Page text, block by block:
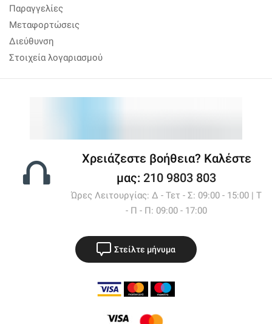
Παραγγελίες
Μεταφορτώσεις
Διεύθυνση
Στοιχεία λογαριασμού
Χρειάζεστε βοήθεια? Καλέστε
μας: 210 9803 803
Ώρες Λειτουργίας: Δ - Τετ - Σ: 09:00 - 15:00 | Τ
- Π - Π: 09:00 - 17:00
Στείλτε μήνυμα